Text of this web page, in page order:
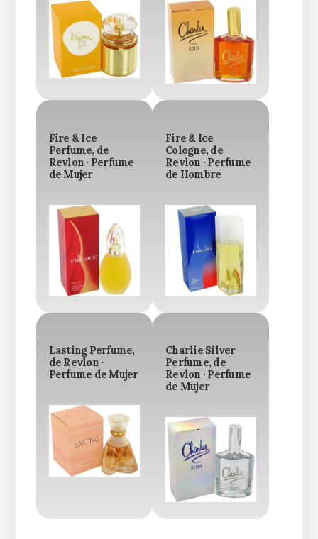
Fire & Ice
Perfume, de
Revlon · Perfume
de Mujer
Fire & Ice
Cologne, de
Revlon · Perfume
de Hombre
Lasting Perfume,
de Revlon ·
Perfume de Mujer
Charlie Silver
Perfume, de
Revlon · Perfume
de Mujer